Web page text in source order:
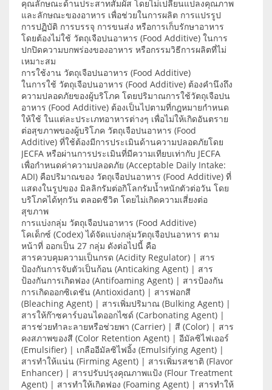
คุณลักษณะด้านประสาทสัมผัส โดยไม่เปลี่ยนแปลงคุณภาพ
และลักษณะของอาหาร เพื่อช่วยในการผลิต การแปรรูป
การปฏิบัติ การบรรจุ การขนส่ง หรือการเก็บรักษาอาหาร
โดยต้องไม่ใช้ วัตถุเจือปนอาหาร (Food Additive) ในการ
ปกปิดความบกพร่องของอาหาร หรือกรรมวิธีการผลิตที่ไม่
เหมาะสม
การใช้งาน วัตถุเจือปนอาหาร (Food Additive)
ในการใช้ วัตถุเจือปนอาหาร (Food Additive) ต้องคำนึงถึง
ความปลอดภัยของผู้บริโภค โดยปริมาณการใช้วัตถุเจือปน
อาหาร (Food Additive) ต้องเป็นไปตามที่กฎหมายกำหนด
ให้ใช้ ในแต่ละประเภทอาหารต่างๆ เพื่อไม่ให้เกิดอันตราย
ต่อสุขภาพของผู้บริโภค วัตถุเจือปนอาหาร (Food
Additive) ที่ใช้ต้องมีการประเมินด้านความปลอดภัยโดย
JECFA หรือผ่านการประเมินที่มีความเทียบเท่ากับ JECFA
เพื่อกำหนดค่าความปลอดภัย (Acceptable Daily Intake:
ADI) คือปริมาณของ วัตถุเจือปนอาหาร (Food Additive) ที่
แสดงในรูปของ มิลลิกรัมต่อกิโลกรัมน้ำหนักตัวต่อวัน โดย
บริโภคได้ทุกวัน ตลอดชีวิต โดยไม่เกิดความเสี่ยงต่อ
สุขภาพ
การแบ่งกลุ่ม วัตถุเจือปนอาหาร (Food Additive)
โคเด็กซ์ (Codex) ได้จัดแบ่งกลุ่มวัตถุเจือปนอาหาร ตาม
หน้าที่ ออกเป็น 27 กลุ่ม ดังต่อไปนี้ คือ
สารควบคุมความเป็นกรด (Acidity Regulator) | สาร
ป้องกันการจับตัวเป็นก้อน (Anticaking Agent) | สาร
ป้องกันการเกิดฟอง (Antifoaming Agent) | สารป้องกัน
การเกิดออกซิเดชัน (Antioxidant) | สารฟอกสี
(Bleaching Agent) | สารเพิ่มปริมาณ (Bulking Agent) |
สารให้ก๊าซคาร์บอนไดออกไซด์ (Carbonating Agent) |
สารช่วยทำละลายหรือช่วยพา (Carrier) | สี (Color) | สาร
คงสภาพของสี (Color Retention Agent) | อีมัลซิไฟเออร์
(Emulsifier) | เกลืออีมัลซิไฟอิ้ง (Emulsifying Agent) |
สารทำให้แน่น (Firming Agent) | สารเพิ่มรสชาติ (Flavor
Enhancer) | สารปรับปรุงคุณภาพแป้ง (Flour Treatment
Agent) | สารทำให้เกิดฟอง (Foaming Agent) | สารทำให้